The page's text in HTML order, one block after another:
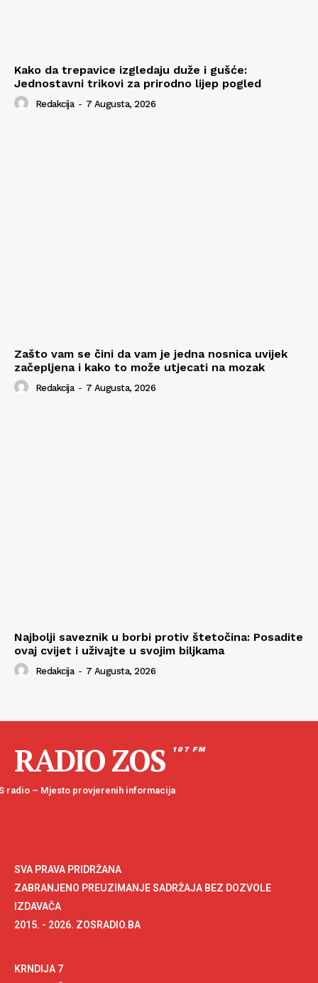
Kako da trepavice izgledaju duže i gušće:
Jednostavni trikovi za prirodno lijep pogled
Redakcija - 7 Augusta, 2026
Zašto vam se čini da vam je jedna nosnica uvijek
začepljena i kako to može utjecati na mozak
Redakcija - 7 Augusta, 2026
Najbolji saveznik u borbi protiv štetočina: Posadite
ovaj cvijet i uživajte u svojim biljkama
Redakcija - 7 Augusta, 2026
RADIO ZOS 107 FM
radio – Mjesto provjerenih informacija
SVA PRAVA PRIDRŽANA
ZABRANJENO PREUZIMANJE SADRŽAJA BEZ DOZVOLE
IZDAVAČA
2015. - 2026. ZOSRADIO.BA
KRNDIJA 7